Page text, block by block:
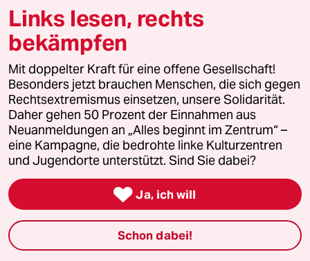
Veranstaltungen
Demnächst
Vor Ort
Live im Stream
Vergangene
taz lab 2027
Links lesen, rechts
bekämpfen
Mit doppelter Kraft für eine offene Gesellschaft!
Besonders jetzt brauchen Menschen, die sich gegen
Rechtsextremismus einsetzen, unsere Solidarität.
Daher gehen 50 Prozent der Einnahmen aus
Neuanmeldungen an „Alles beginnt im Zentrum“ –
eine Kampagne, die bedrohte linke Kulturzentren
und Jugendorte unterstützt. Sind Sie dabei?
 Ja, ich will
Schon dabei!